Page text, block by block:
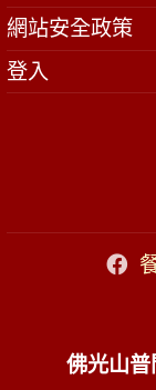
網站安全政策
登入
佛光山